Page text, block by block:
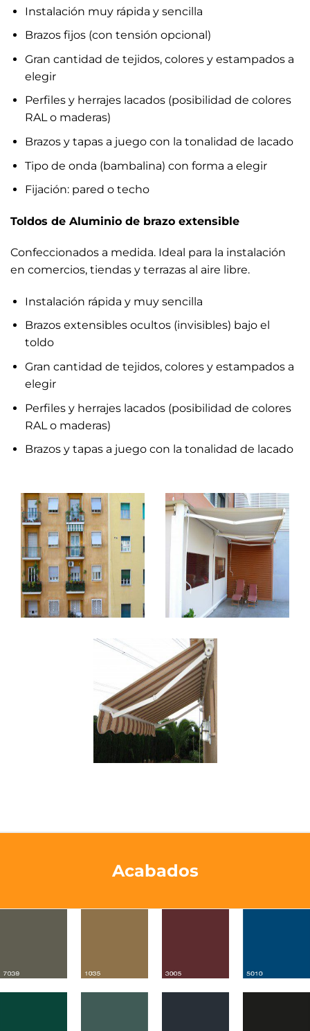
Instalación muy rápida y sencilla
Brazos fijos (con tensión opcional)
Gran cantidad de tejidos, colores y estampados a
elegir
Perfiles y herrajes lacados (posibilidad de colores
RAL o maderas)
Brazos y tapas a juego con la tonalidad de lacado
Tipo de onda (bambalina) con forma a elegir
Fijación: pared o techo
Toldos de Aluminio de brazo extensible
Confeccionados a medida. Ideal para la instalación
en comercios, tiendas y terrazas al aire libre.
Instalación rápida y muy sencilla
Brazos extensibles ocultos (invisibles) bajo el
toldo
Gran cantidad de tejidos, colores y estampados a
elegir
Perfiles y herrajes lacados (posibilidad de colores
RAL o maderas)
Brazos y tapas a juego con la tonalidad de lacado
Acabados